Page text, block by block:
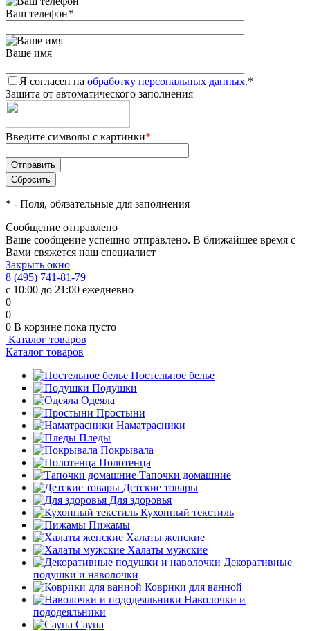
Ваш телефон*
Ваше имя
Я согласен на обработку персональных данных.*
Защита от автоматического заполнения
Введите символы с картинки*
* - Поля, обязательные для заполнения
Сообщение отправлено
Ваше сообщение успешно отправлено. В ближайшее время с
Вами свяжется наш специалист
Закрыть окно
8 (495) 741-81-79
с 10:00 до 21:00 ежедневно
0
0
0 В корзине пока пусто
Каталог товаров
Каталог товаров
Постельное белье
Подушки
Одеяла
Простыни
Наматрасники
Пледы
Покрывала
Полотенца
Тапочки домашние
Детские товары
Для здоровья
Кухонный текстиль
Пижамы
Халаты женские
Халаты мужские
Декоративные
подушки и наволочки
Коврики для ванной
Наволочки и
пододеяльники
Сауна